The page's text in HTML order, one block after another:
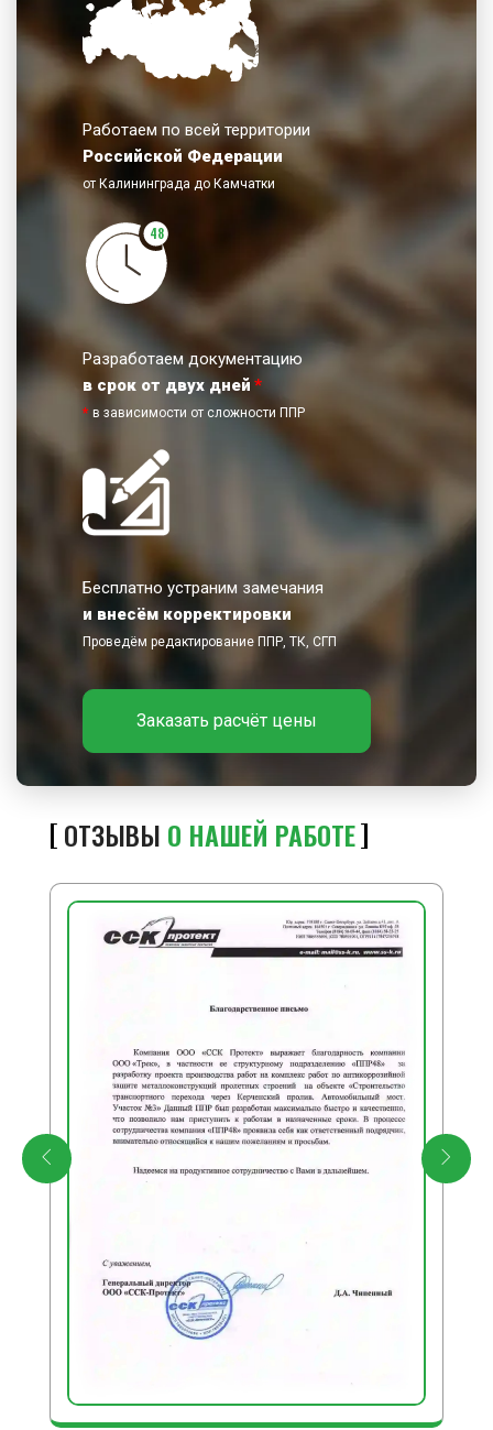
Работаем по всей территории
Российской Федерации
от Калининграда до Камчатки
48
Разработаем документацию
в срок от двух дней *
* в зависимости от сложности ППР
Бесплатно устраним замечания
и внесём корректировки
Проведём редактирование ППР, ТК, СГП
Заказать расчёт цены
ОТЗЫВЫ О НАШЕЙ РАБОТЕ